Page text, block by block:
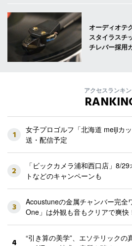
オーディオテ
スタイラスチ
チレバー採用
アクセスランキ
1
女子プロゴルフ「北海道 meijiカ
送・配信予定
2
「ビックカメラ浦和西口店」8/
トなどのキャンペーンも
3
Acoustuneの金属チャンバー完全
One」は外観も音もクリアで爽快
4
“引き算の美学”、エソテリック